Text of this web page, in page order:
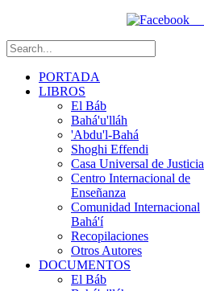
PORTADA
LIBROS
El Báb
Bahá'u'lláh
'Abdu'l-Bahá
Shoghi Effendi
Casa Universal de Justicia
Centro Internacional de
Enseñanza
Comunidad Internacional
Bahá'í
Recopilaciones
Otros Autores
DOCUMENTOS
El Báb